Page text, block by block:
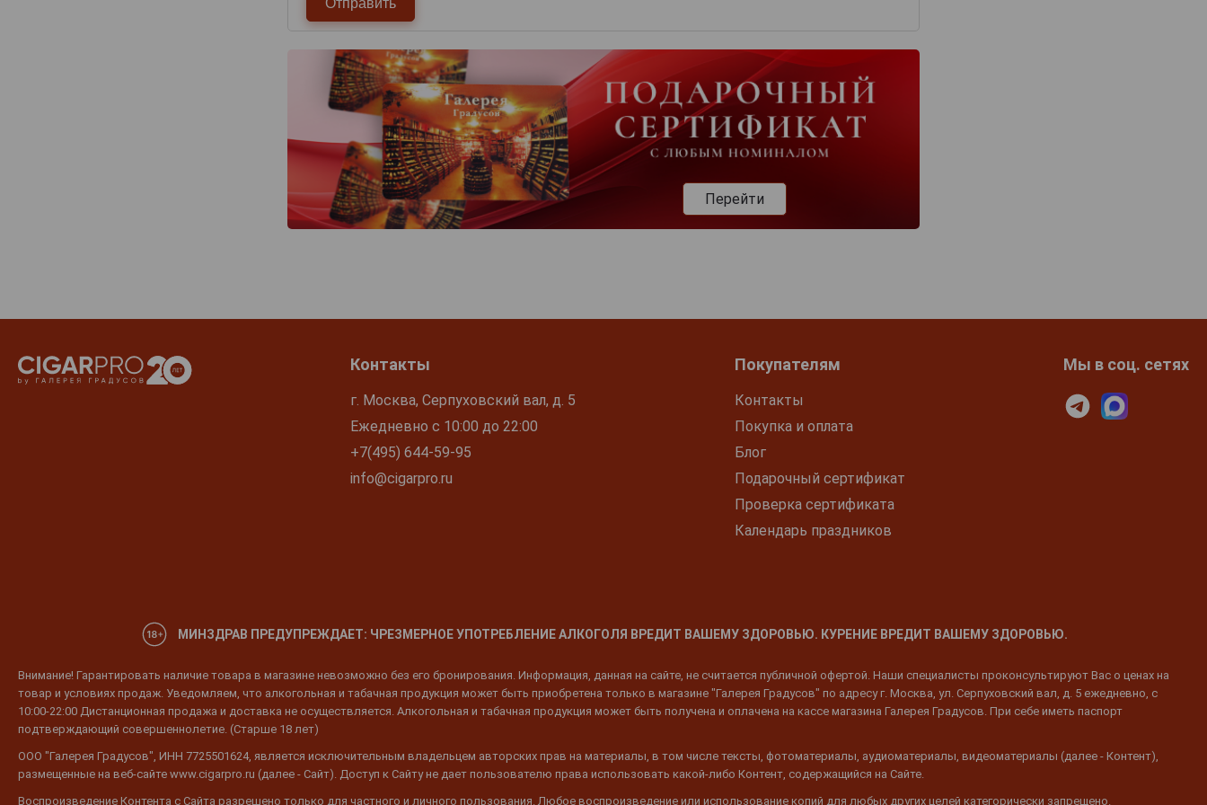
Перейти
Контакты
г. Москва, Серпуховский вал, д. 5
Ежедневно с 10:00 до 22:00
+7(495) 644-59-95
info@cigarpro.ru
Покупателям
Контакты
Покупка и оплата
Блог
Подарочный сертификат
Проверка сертификата
Календарь праздников
Мы в соц. сетях
МИНЗДРАВ ПРЕДУПРЕЖДАЕТ: ЧРЕЗМЕРНОЕ УПОТРЕБЛЕНИЕ АЛКОГОЛЯ ВРЕДИТ ВАШЕМУ ЗДОРОВЬЮ. КУРЕНИЕ ВРЕДИТ ВАШЕМУ ЗДОРОВЬЮ.
Внимание! Гарантировать наличие товара в магазине невозможно без его бронирования. Информация, данная на сайте, не считается публичной офертой. Наши специалисты проконсультируют Вас о ценах на
товар и условиях продаж. Уведомляем, что алкогольная и табачная продукция может быть приобретена только в магазине "Галерея Градусов" по адресу г. Москва, ул. Серпуховский вал, д. 5 ежедневно, с
10:00-22:00 Дистанционная продажа и доставка не осуществляется. Алкогольная и табачная продукция может быть получена и оплачена на кассе магазина Галерея Градусов. При себе иметь паспорт
подтверждающий совершеннолетие. (Старше 18 лет)
ООО "Галерея Градусов", ИНН 7725501624, является исключительным владельцем авторских прав на материалы, в том числе тексты, фотоматериалы, аудиоматериалы, видеоматериалы (далее - Контент),
размещенные на веб-сайте www.cigarpro.ru (далее - Сайт). Доступ к Сайту не дает пользователю права использовать какой-либо Контент, содержащийся на Сайте.
Воспроизведение Контента с Сайта разрешено только для частного и личного пользования. Любое воспроизведение или использование копий для любых других целей категорически запрещено.